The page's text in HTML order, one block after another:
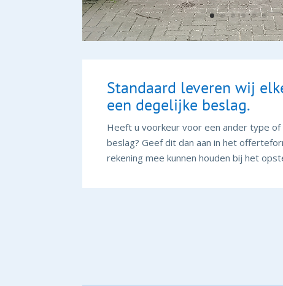
Standaard leveren wij
een degelijke beslag.
Heeft u voorkeur voor een ander type
beslag? Geef dit dan aan in het
rekening mee kunnen houden bij het